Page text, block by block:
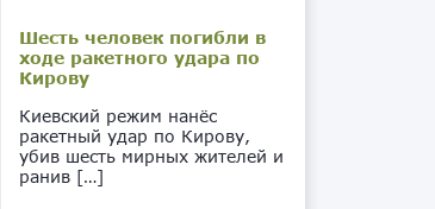
Шесть человек погибли в
ходе ракетного удара по
Кирову
Киевский режим нанёс
ракетный удар по Кирову,
убив шесть мирных жителей и
ранив […]